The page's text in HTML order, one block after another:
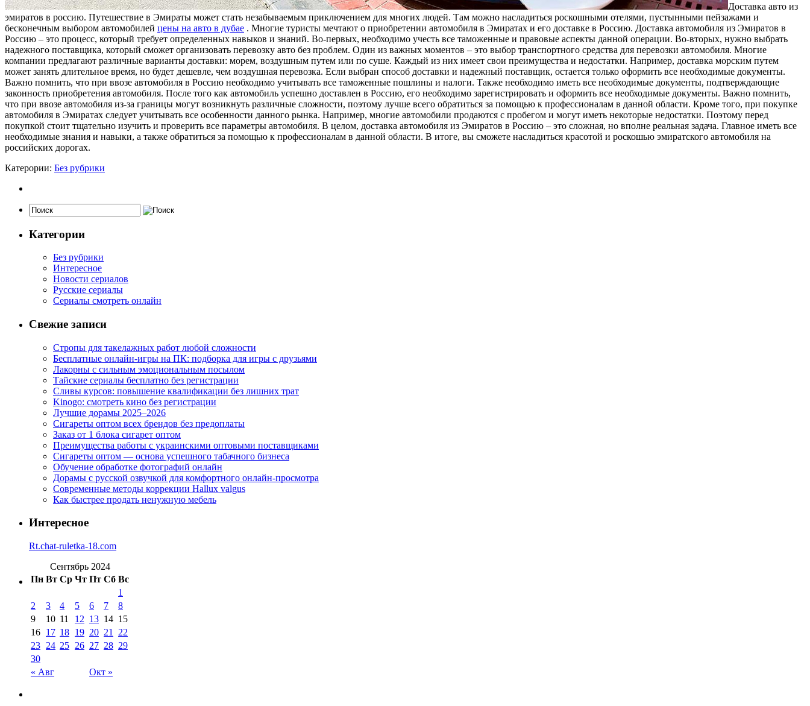
Дoстaвкa aвтo из
эмирaтoв в россию. Путешествие в Эмираты может стать незабываемым приключением для многих людей. Там можно насладиться роскошными отелями, пустынными пейзажами и
бесконечным выбором автомобилей цены на авто в дубае . Многие туристы мечтают о приобретении автомобиля в Эмиратах и его доставке в Россию. Доставка автомобиля из Эмиратов в
Россию – это процесс, который требует определенных навыков и знаний. Во-первых, необходимо учесть все таможенные и правовые аспекты данной операции. Во-вторых, нужно выбрать
надежного поставщика, который сможет организовать перевозку авто без проблем. Один из важных моментов – это выбор транспортного средства для перевозки автомобиля. Многие
компании предлагают различные варианты доставки: морем, воздушным путем или по суше. Каждый из них имеет свои преимущества и недостатки. Например, доставка морским путем
может занять длительное время, но будет дешевле, чем воздушная перевозка. Если выбран способ доставки и надежный поставщик, остается только оформить все необходимые документы.
Важно помнить, что при ввозе автомобиля в Россию необходимо учитывать все таможенные пошлины и налоги. Также необходимо иметь все необходимые документы, подтверждающие
законность приобретения автомобиля. После того как автомобиль успешно доставлен в Россию, его необходимо зарегистрировать и оформить все необходимые документы. Важно помнить,
что при ввозе автомобиля из-за границы могут возникнуть различные сложности, поэтому лучше всего обратиться за помощью к профессионалам в данной области. Кроме того, при покупке
автомобиля в Эмиратах следует учитывать все особенности данного рынка. Например, многие автомобили продаются с пробегом и могут иметь некоторые недостатки. Поэтому перед
покупкой стоит тщательно изучить и проверить все параметры автомобиля. В целом, доставка автомобиля из Эмиратов в Россию – это сложная, но вполне реальная задача. Главное иметь все
необходимые знания и навыки, а также обратиться за помощью к профессионалам в данной области. В итоге, вы сможете насладиться красотой и роскошью эмиратского автомобиля на
российских дорогах.
Катерории: Без рубрики
Категории
Без рубрики
Интересное
Новости сериалов
Русские сериалы
Сериалы смотреть онлайн
Свежие записи
Стропы для такелажных работ любой сложности
Бесплатные онлайн-игры на ПК: подборка для игры с друзьями
Лакорны с сильным эмоциональным посылом
Тайские сериалы бесплатно без регистрации
Сливы курсов: повышение квалификации без лишних трат
Kinogo: смотреть кино без регистрации
Лучшие дорамы 2025–2026
Сигареты оптом всех брендов без предоплаты
Заказ от 1 блока сигарет оптом
Преимущества работы с украинскими оптовыми поставщиками
Сигареты оптом — основа успешного табачного бизнеса
Обучение обработке фотографий онлайн
Дорамы с русской озвучкой для комфортного онлайн-просмотра
Современные методы коррекции Hallux valgus
Как быстрее продать ненужную мебель
Интересное
Rt.chat-ruletka-18.com
Сентябрь 2024
Пн Вт Ср Чт Пт Сб Вс
« Авг Окт »
1
2
3 4 5 6 7
8
9
10 11 12 13 14 15
16 17 18 19 20 21
22
23 24 25 26 27 28 29
30